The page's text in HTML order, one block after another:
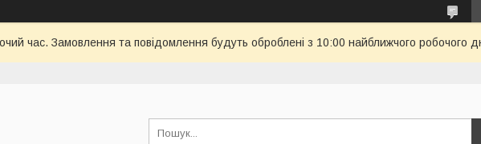
час. Замовлення та повідомлення будуть оброблені з 10:00 найближчого робочого